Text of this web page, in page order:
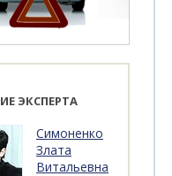
ЭКСПЕРТА
Симоненко
Злата
Витальевна